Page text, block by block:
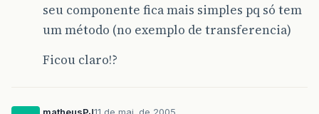
seu componente fica mais simples pq só tem
um método (no exemplo de transferencia)
Ficou claro!?